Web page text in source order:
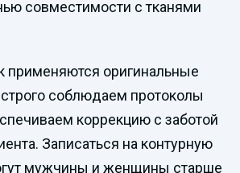
совместимости с тканями
применяются оригинальные
соблюдаем протоколы
коррекцию с заботой
Записаться на контурную
мужчины и женщины старше